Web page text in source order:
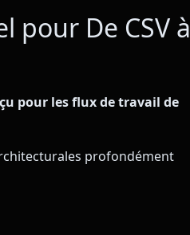
pour De CSV à
pour les flux de travail de
profondément